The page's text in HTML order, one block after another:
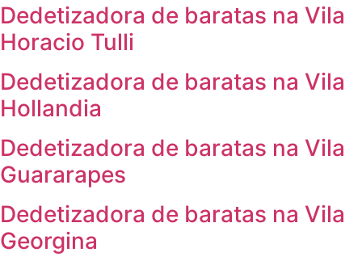
Dedetizadora de baratas na Vila
Horacio Tulli
Dedetizadora de baratas na Vila
Hollandia
Dedetizadora de baratas na Vila
Guararapes
Dedetizadora de baratas na Vila
Georgina